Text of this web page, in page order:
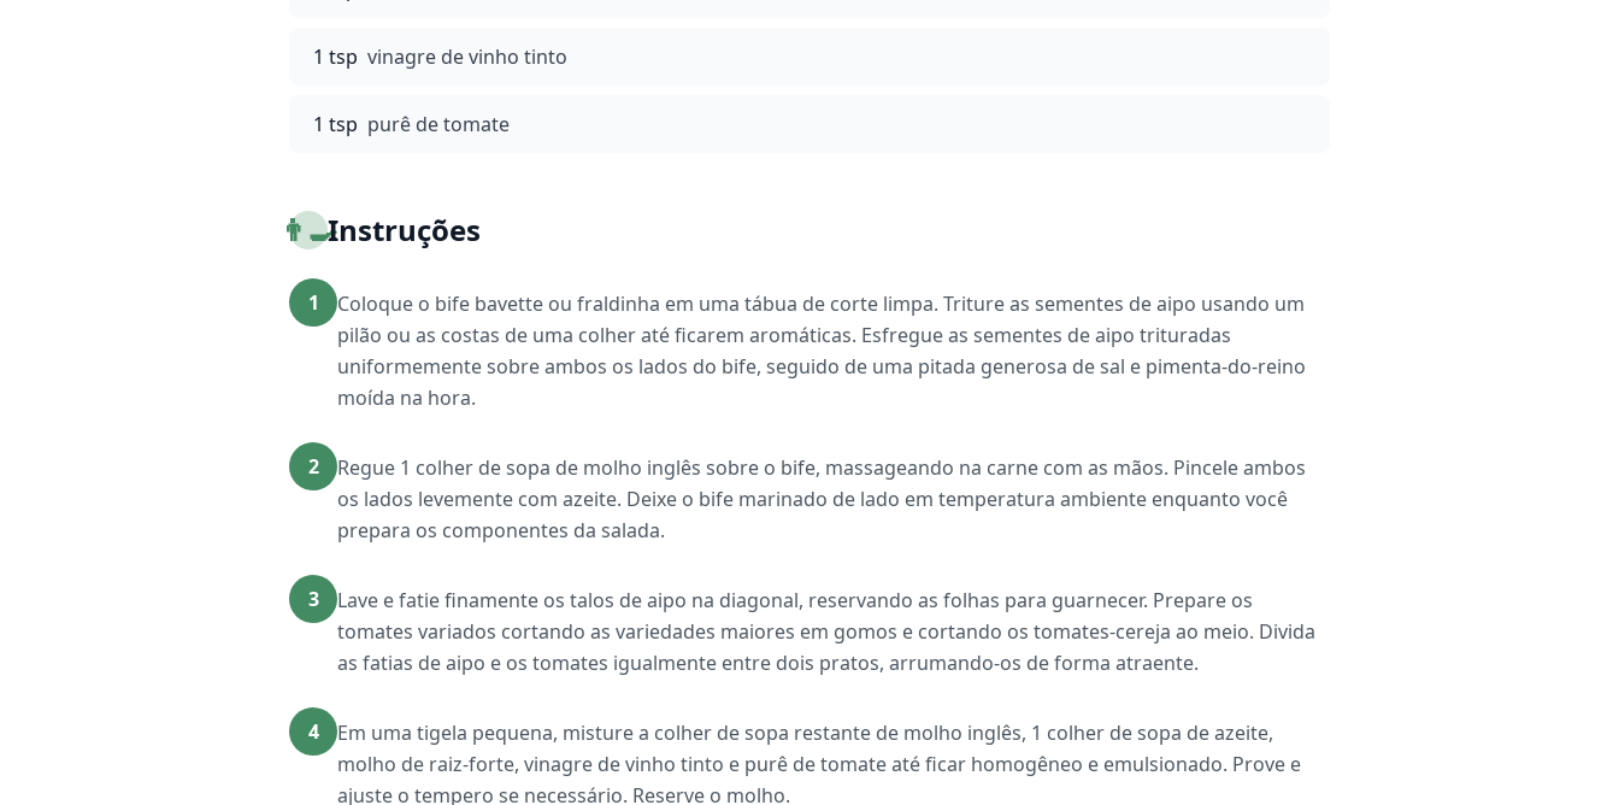
1 tsp vinagre de vinho tinto
1 tsp purê de tomate
👨‍🍳Instruções
1
Coloque o bife bavette ou fraldinha em uma tábua de corte limpa. Triture as sementes de aipo usando um
pilão ou as costas de uma colher até ficarem aromáticas. Esfregue as sementes de aipo trituradas
uniformemente sobre ambos os lados do bife, seguido de uma pitada generosa de sal e pimenta-do-reino
moída na hora.
2
Regue 1 colher de sopa de molho inglês sobre o bife, massageando na carne com as mãos. Pincele ambos
os lados levemente com azeite. Deixe o bife marinado de lado em temperatura ambiente enquanto você
prepara os componentes da salada.
3
Lave e fatie finamente os talos de aipo na diagonal, reservando as folhas para guarnecer. Prepare os
tomates variados cortando as variedades maiores em gomos e cortando os tomates-cereja ao meio. Divida
as fatias de aipo e os tomates igualmente entre dois pratos, arrumando-os de forma atraente.
4
Em uma tigela pequena, misture a colher de sopa restante de molho inglês, 1 colher de sopa de azeite,
molho de raiz-forte, vinagre de vinho tinto e purê de tomate até ficar homogêneo e emulsionado. Prove e
ajuste o tempero se necessário. Reserve o molho.